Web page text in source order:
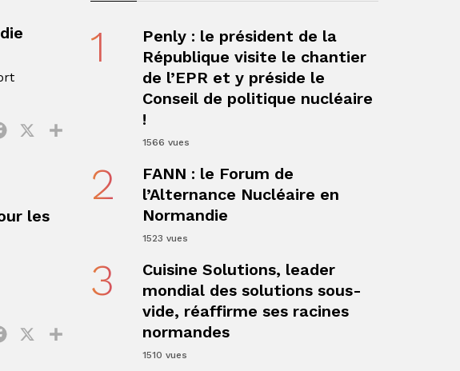
Facebook
les
Facebook
1
Penly : le président de la
République visite le chantier
de l’EPR et y préside le
Conseil de politique nucléaire
!
1566 vues
2
FANN : le Forum de
l’Alternance Nucléaire en
Normandie
1523 vues
3
Cuisine Solutions, leader
mondial des solutions sous-
vide, réaffirme ses racines
normandes
1510 vues